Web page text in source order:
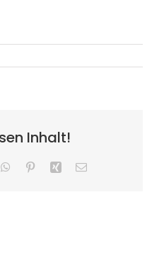
Inhalt!
WhatsApp
PinterestXing E-